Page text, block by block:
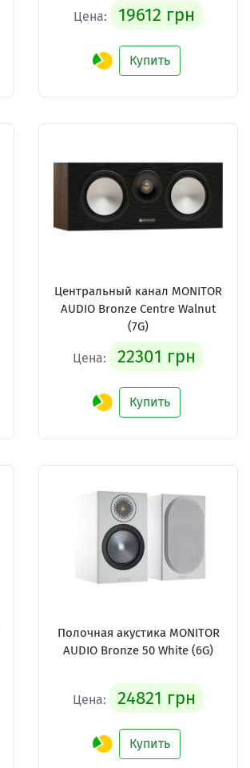
Цена: 19612 грн
Купить
Центральный канал MONITOR
AUDIO Bronze Centre Walnut
(7G)
Цена: 22301 грн
Купить
Полочная акустика MONITOR
AUDIO Bronze 50 White (6G)
Цена: 24821 грн
Купить